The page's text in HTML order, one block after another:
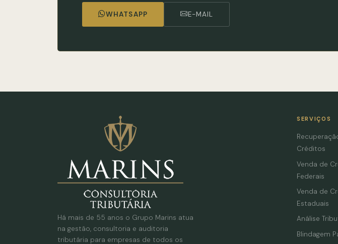
WHATSAPP E-MAIL
Há mais de 55 anos o Grupo Marins atua
na gestão, consultoria e auditoria
tributária para empresas de todos os
SERVIÇOS
Créditos
Venda de
Federais
Venda de
Estaduais
Análise
Blindagem